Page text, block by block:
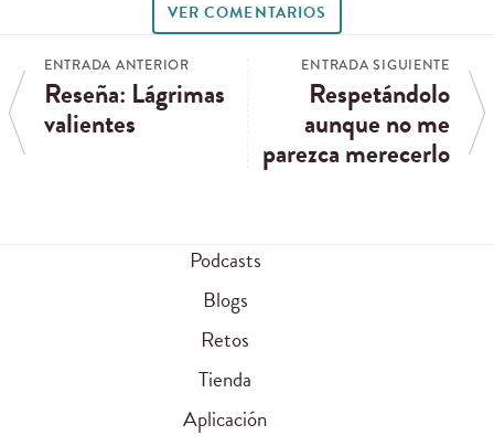
VER COMENTARIOS
ENTRADA ANTERIOR
Reseña: Lágrimas
valientes
ENTRADA SIGUIENTE
Respetándolo
aunque no me
parezca merecerlo
Podcasts
Blogs
Retos
Tienda
Aplicación